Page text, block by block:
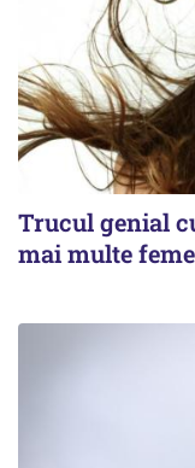
Trucul genial
mai multe